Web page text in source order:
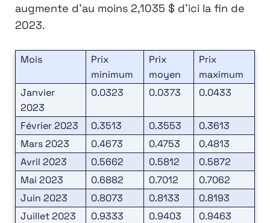
augmente d’au moins 2,1035 $ d’ici la fin de
2023.
Mois
Prix
minimum
Prix
moyen
Prix
maximum
Janvier
2023
0.0323 0.0373 0.0433
Février 2023 0.3513 0.3553
0.3613
Mars 2023
0.4673 0.4753
0.4813
Avril 2023
0.5662 0.5812
0.5872
Mai 2023
0.6882 0.7012
0.7062
Juin 2023
0.8073 0.8133
0.8193
Juillet 2023
0.9333 0.9403
0.9463